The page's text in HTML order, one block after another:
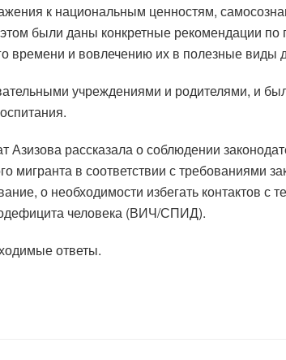
к национальным ценностям,
были даны конкретные рекомендации по
времени и вовлечению их в полезные виды
учреждениями и родителями, и
рассказала о соблюдении
в соответствии с требованиями
о необходимости избегать контактов с
человека (ВИЧ/СПИД).
ответы.